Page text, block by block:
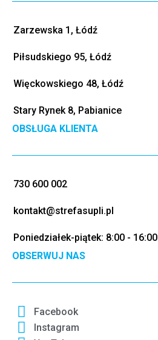
Zarzewska 1, Łódź
Piłsudskiego 95, Łódź
Więckowskiego 48, Łódź
Stary Rynek 8, Pabianice
OBSŁUGA KLIENTA
730 600 002
kontakt@strefasupli.pl
Poniedziałek-piątek: 8:00 - 16:00
OBSERWUJ NAS
Facebook
Instagram